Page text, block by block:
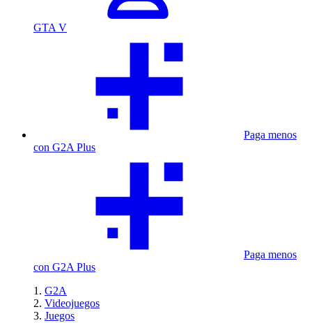
GTA V
Paga menos
con G2A Plus
Paga menos
con G2A Plus
G2A
Videojuegos
Juegos